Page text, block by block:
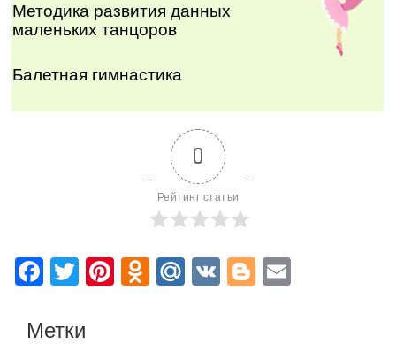
Методика развития данных
маленьких танцоров
Балетная гимнастика
0
Рейтинг статьи
Facebook
Twitter
Pinterest
Odnoklassniki
Mail.Ru
VK Blogger
Метки